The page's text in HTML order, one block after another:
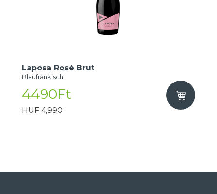
Laposa Rosé Brut
Blaufränkisch
4490Ft
HUF 4,990